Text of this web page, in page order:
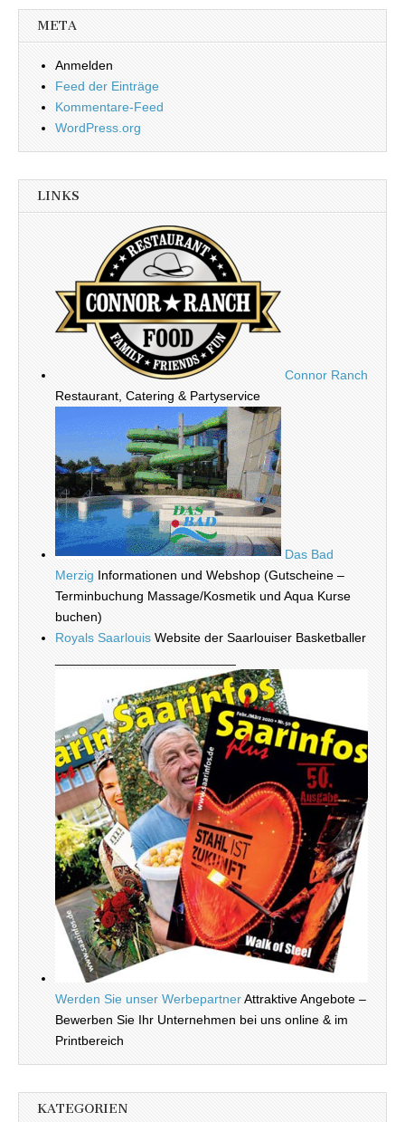
META
Anmelden
Feed der Einträge
Kommentare-Feed
WordPress.org
LINKS
Connor Ranch
Restaurant, Catering & Partyservice
Das Bad
Merzig Informationen und Webshop (Gutscheine –
Terminbuchung Massage/Kosmetik und Aqua Kurse
buchen)
Royals Saarlouis Website der Saarlouiser Basketballer
Werden Sie unser WerbepartnerAttraktive Angebote –
Bewerben Sie Ihr Unternehmen bei uns online & im
Printbereich
KATEGORIEN